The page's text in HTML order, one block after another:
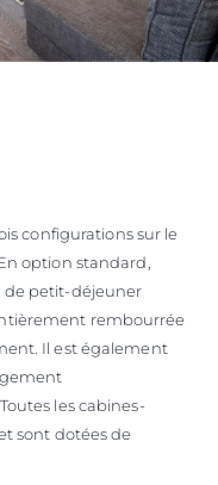
configurations sur le
option standard,
de petit-déjeuner
rembourrée
Il est également
les cabines-
sont dotées de